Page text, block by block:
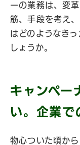
ーの業務は、変
筋、手段を考え
はどのようなき
しょうか。
キャンペー
い。企業で
物心ついた頃か